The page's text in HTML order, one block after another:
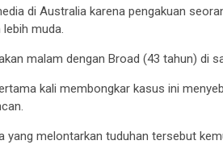
di Australia karena pengakuan
muda.
malam dengan Broad (43 tahun) di
kali membongkar kasus ini
yang melontarkan tuduhan tersebut